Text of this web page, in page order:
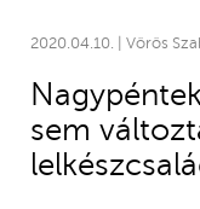
2020.04.10. | Vörös
sem